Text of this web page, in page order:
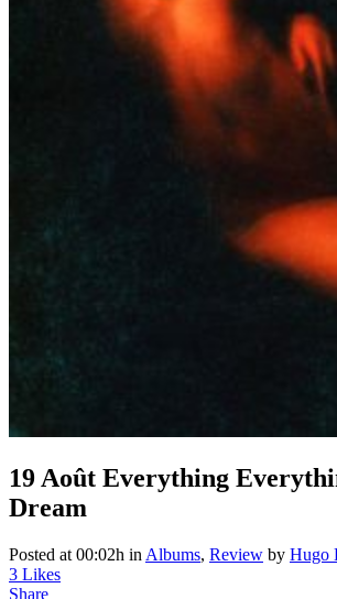
19 Août Everything
Dream
Posted at 00:02h in Albums, Review by Hugo
3 Likes
Share